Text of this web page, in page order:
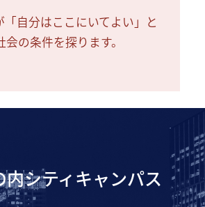
「自分はここにいてよい」と
の条件を探ります。
内シティキャンパス